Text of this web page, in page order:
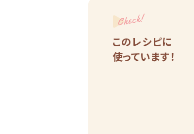
Check!
このレシピに
使っています！